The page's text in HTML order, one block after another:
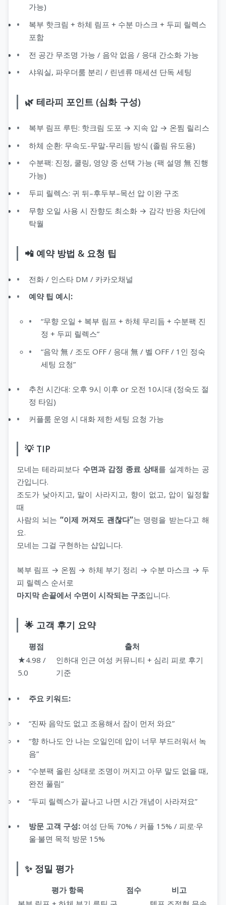
가능)
복부 핫크림 + 하체 림프 + 수분 마스크 + 두피 릴렉스
포함
전 공간 무조명 가능 / 음악 없음 / 응대 간소화 가능
샤워실, 파우더룸 분리 / 린넨류 매세션 단독 세팅
🌿 테라피 포인트 (심화 구성)
복부 림프 루틴: 핫크림 도포 → 지속 압 → 온찜 릴리스
하체 순환: 무속도-무말-무리듬 방식 (졸림 유도용)
수분팩: 진정, 쿨링, 영양 중 선택 가능 (팩 설명 無 진행
가능)
두피 릴렉스: 귀 뒤–후두부–목선 압 이완 구조
무향 오일 사용 시 잔향도 최소화 → 감각 반응 차단에
탁월
📲 예약 방법 & 요청 팁
전화 / 인스타 DM / 카카오채널
예약 팁 예시:
“무향 오일 + 복부 림프 + 하체 무리듬 + 수분팩 진
정 + 두피 릴렉스”
“음악 無 / 조도 OFF / 응대 無 / 벨 OFF / 1인 정숙
세팅 요청”
추천 시간대: 오후 9시 이후 or 오전 10시대 (정숙도 절
정 타임)
커플룸 운영 시 대화 제한 세팅 요청 가능
💡 TIP
모네는 테라피보다 수면과 감정 종료 상태를 설계하는 공
간입니다.
조도가 낮아지고, 말이 사라지고, 향이 없고, 압이 일정할
때
사람의 뇌는 “이제 꺼져도 괜찮다”는 명령을 받는다고 해
요.
모네는 그걸 구현하는 샵입니다.
복부 림프 → 온찜 → 하체 부기 정리 → 수분 마스크 → 두
피 릴렉스 순서로
마지막 손끝에서 수면이 시작되는 구조입니다.
🌟 고객 후기 요약
평점
출처
★4.98 /
5.0
인하대 인근 여성 커뮤니티 + 심리 피로 후기
기준
주요 키워드:
“진짜 음악도 없고 조용해서 잠이 먼저 와요”
“향 하나도 안 나는 오일인데 압이 너무 부드러워서 녹
음”
“수분팩 올린 상태로 조명이 꺼지고 아무 말도 없을 때,
완전 풀림”
“두피 릴렉스가 끝나고 나면 시간 개념이 사라져요”
방문 고객 구성: 여성 단독 70% / 커플 15% / 피로·우
울·불면 목적 방문 15%
✨ 정밀 평가
평가 항목 점수
비고